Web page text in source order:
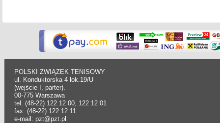
POLSKI ZWIĄZEK TENISOWY
ul. Konduktorska 4 lok.19/U
(wejście I, parter).
00-775 Warszawa
tel. (48-22) 122 12 00, 122 12 01
fax. (48-22) 122 12 11
e-mail: pzt@pzt.pl